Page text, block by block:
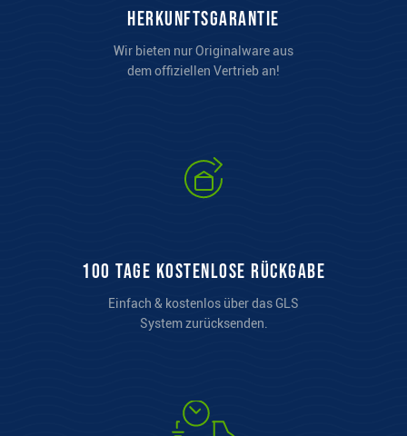
Herkunftsgarantie
Wir bieten nur Originalware aus
dem offiziellen Vertrieb an!
100 Tage kostenlose Rückgabe
Einfach & kostenlos über das GLS
System zurücksenden.